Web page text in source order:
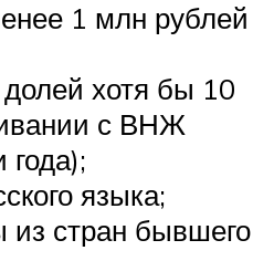
1 млн рублей
хотя бы 10
с ВНЖ
языка;
из стран бывшего